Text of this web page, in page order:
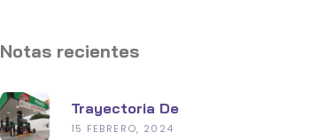
Notas recientes
Trayectoria De
Éxito, Grupo
15 FEBRERO, 2024